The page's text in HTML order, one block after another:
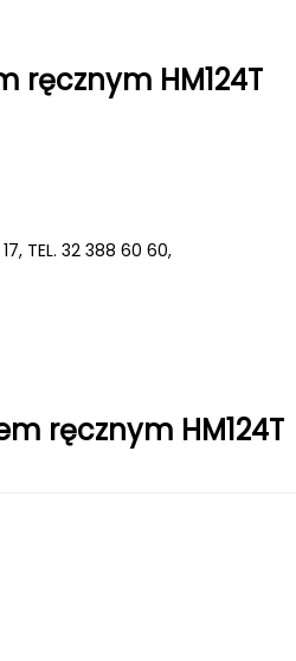
ręcznym HM124T
17, TEL. 32 388 60 60,
ręcznym HM124T